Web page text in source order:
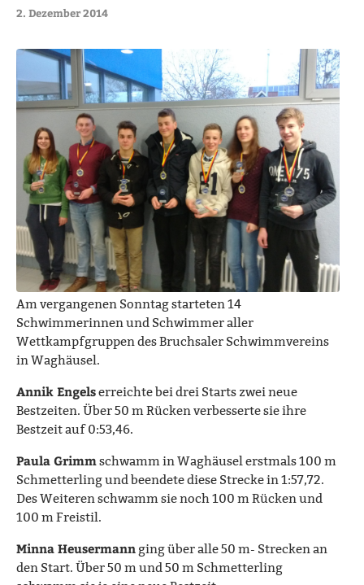
2. Dezember 2014
Am vergangenen Sonntag starteten 14
Schwimmerinnen und Schwimmer aller
Wettkampfgruppen des Bruchsaler Schwimmvereins
in Waghäusel.
Annik Engelserreichte bei drei Starts zwei neue
Bestzeiten. Über 50 m Rücken verbesserte sie ihre
Bestzeit auf 0:53,46.
Paula Grimm schwamm in Waghäusel erstmals 100 m
Schmetterling und beendete diese Strecke in 1:57,72.
Des Weiteren schwamm sie noch 100 m Rücken und
100 m Freistil.
Minna Heusermann ging über alle 50 m- Strecken an
den Start. Über 50 m und 50 m Schmetterling